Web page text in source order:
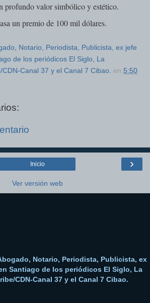
profundo valor simbólico y estético.
un premio de 100 mil dólares.
Notario, Periodista, Publicista, ex jefe
de los periódicos El Siglo, La
Canal 37 y el Canal 7 Cibao. en 5:50
›
Inicio
Ver versión web
Notario, Periodista, Publicista, ex
Santiago de los periódicos El Siglo, La
CDN-Canal 37 y el Canal 7 Cibao.